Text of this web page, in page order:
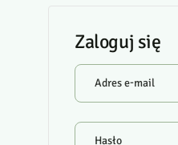
Zaloguj się
Adres e-mail
Hasło